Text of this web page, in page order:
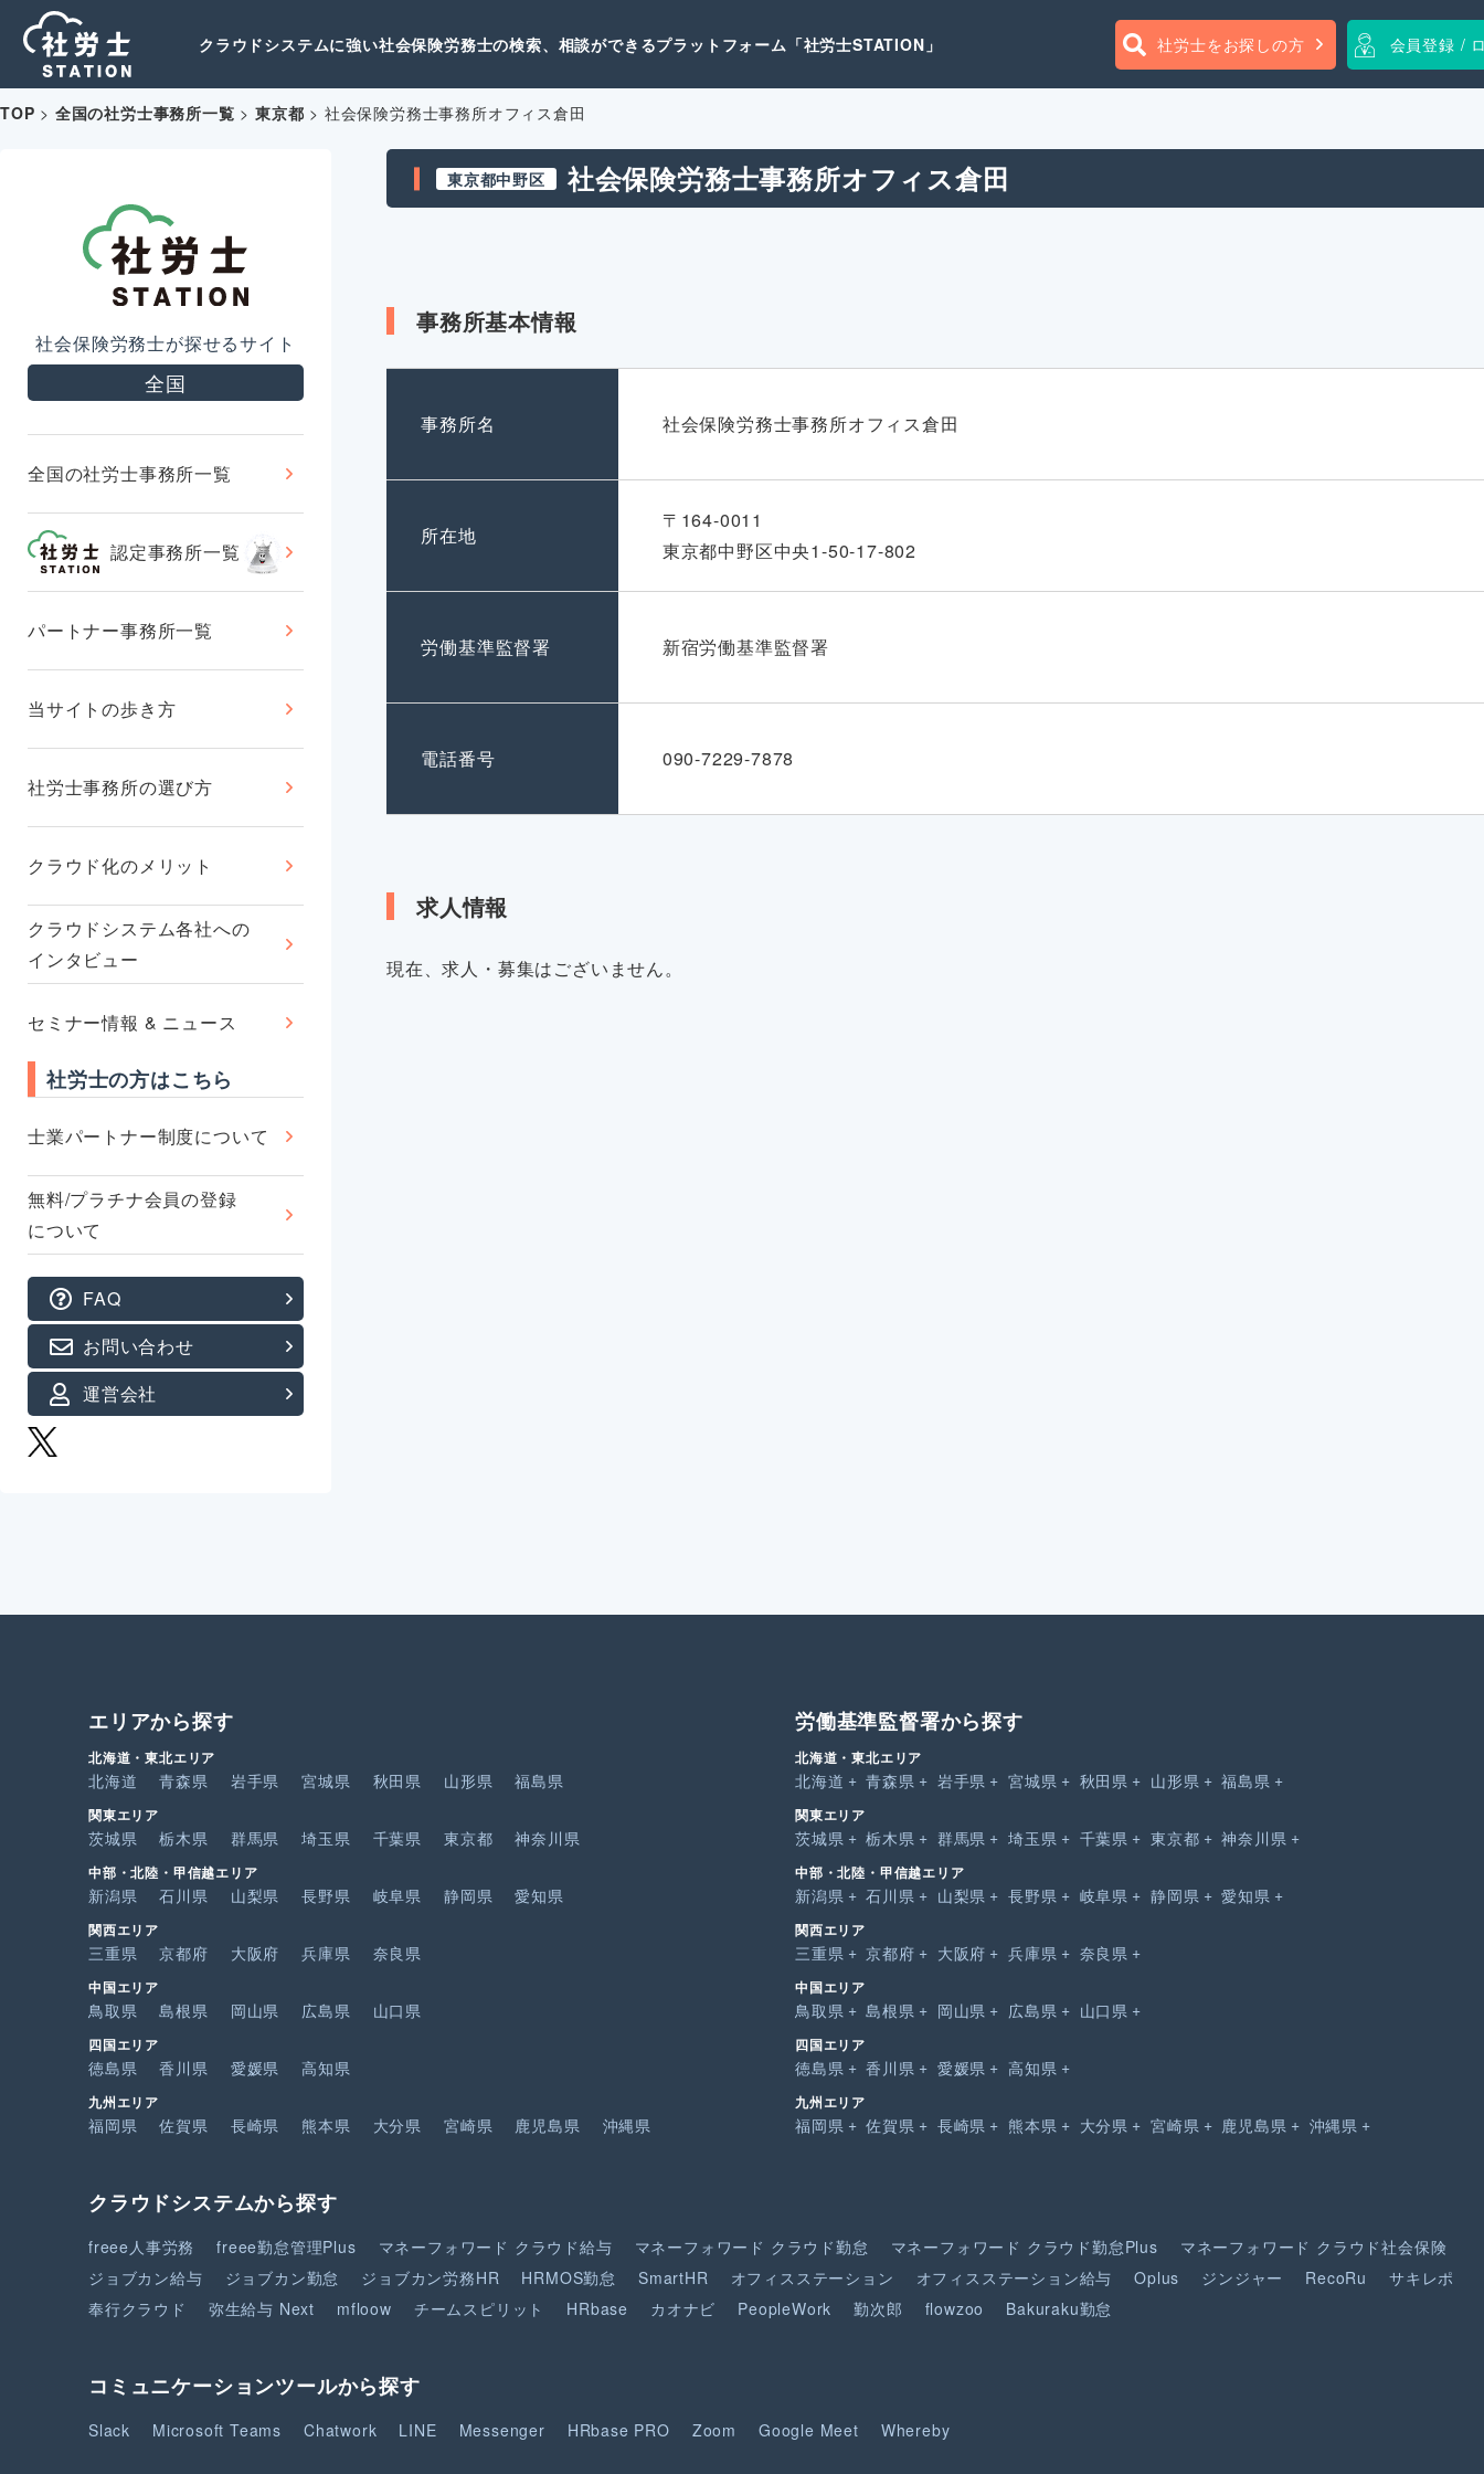
クラウドシステムに強い社会保険労務士の検索、相談ができるプラットフォーム「社労士STATION」 社労士をお探しの方 会員登録 /
TOP > 全国の社労士事務所一覧 >東京都 > 社会保険労務士事務所オフィス倉田
社会保険労務士が探せるサイト
全国
全国の社労士事務所一覧
認定事務所一覧
パートナー事務所一覧
当サイトの歩き方
社労士事務所の選び方
クラウド化のメリット
クラウドシステム各社への
インタビュー
セミナー情報 & ニュース
社労士の方はこちら
士業パートナー制度について
無料/プラチナ会員の登録
について
FAQ
お問い合わせ
運営会社
東京都中野区 社会保険労務士事務所オフィス倉田
事務所基本情報
事務所名 社会保険労務士事務所オフィス倉田
所在地
〒164-0011
東京都中野区中央1-50-17-802
労働基準監督署 新宿労働基準監督署
電話番号 090-7229-7878
求人情報
現在、求人・募集はございません。
エリアから探す
北海道・東北エリア
北海道 青森県 岩手県 宮城県 秋田県 山形県 福島県
関東エリア
茨城県 栃木県 群馬県 埼玉県 千葉県 東京都 神奈川県
中部・北陸・甲信越エリア
新潟県 石川県 山梨県 長野県 岐阜県 静岡県 愛知県
関西エリア
三重県 京都府 大阪府 兵庫県 奈良県
中国エリア
鳥取県 島根県 岡山県 広島県 山口県
四国エリア
徳島県 香川県 愛媛県 高知県
九州エリア
福岡県 佐賀県 長崎県 熊本県 大分県 宮崎県 鹿児島県 沖縄県
労働基準監督署から探す
北海道・東北エリア
北海道 青森県 岩手県 宮城県 秋田県 山形県 福島県
関東エリア
茨城県 栃木県 群馬県 埼玉県 千葉県 東京都 神奈川県
中部・北陸・甲信越エリア
新潟県 石川県 山梨県 長野県 岐阜県 静岡県 愛知県
関西エリア
三重県 京都府 大阪府 兵庫県 奈良県
中国エリア
鳥取県 島根県 岡山県 広島県 山口県
四国エリア
徳島県 香川県 愛媛県 高知県
九州エリア
福岡県 佐賀県 長崎県 熊本県 大分県 宮崎県 鹿児島県 沖縄県
クラウドシステムから探す
freee人事労務 freee勤怠管理Plus マネーフォワード クラウド給与 マネーフォワード クラウド勤怠 マネーフォワード クラウド勤怠Plus マネーフォワード クラウド社会保険
ジョブカン給与
ジョブカン勤怠 ジョブカン労務HR HRMOS勤怠 SmartHR オフィスステーション オフィスステーション給与 Oplus ジンジャー RecoRu
サキレポ
奉行クラウド
弥生給与 Next mfloow チームスピリット HRbase カオナビ PeopleWork 勤次郎 flowzoo Bakuraku勤怠
コミュニケーションツールから探す
Slack Microsoft Teams Chatwork LINE Messenger HRbase PRO Zoom Google Meet Whereby